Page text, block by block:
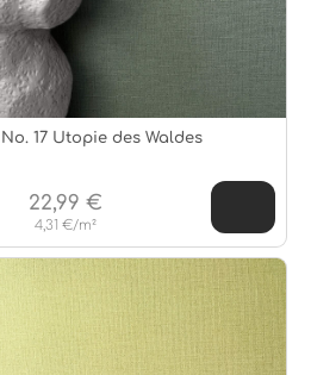
No. 17 Utopie des Waldes
4,31 €/m²
22,99 €